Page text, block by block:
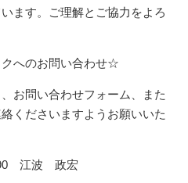
ます。ご理解とご協力をよろ
へのお問い合わせ☆
お問い合わせフォーム、また
くださいますようお願いいた
江波 政宏